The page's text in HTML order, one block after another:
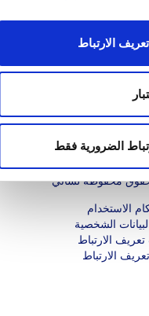
الارتباط
الضرورية فقط
الشخصية
الارتباط
الارتباط